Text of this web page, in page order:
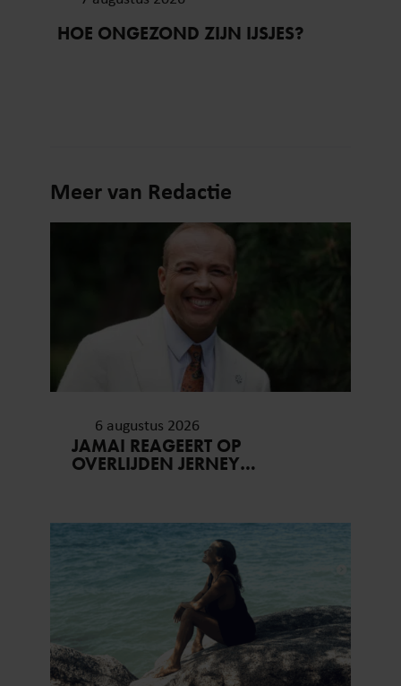
HOE ONGEZOND ZIJN IJSJES?
Meer van Redactie
6 augustus 2026
JAMAI REAGEERT OP
OVERLIJDEN JERNEY